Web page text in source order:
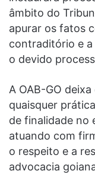
âmbito do
apurar os fatos
contraditório e
o devido
A OAB-GO
quaisquer
de finalidade no
atuando com
o respeito e a
advocacia